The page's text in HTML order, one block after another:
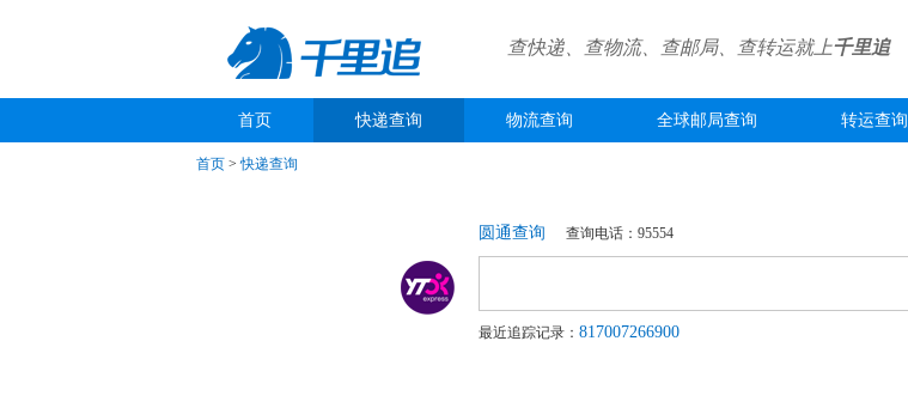
查快递、查物流、查邮局、查转运就上千里追
首页 快递查询 物流查询 全球邮局查询 转运查询
首页 >快递查询
圆通查询 查询电话：95554
最近追踪记录： 817007266900